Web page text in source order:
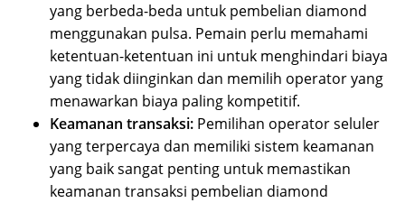
yang berbeda-beda untuk pembelian diamond
menggunakan pulsa. Pemain perlu memahami
ketentuan-ketentuan ini untuk menghindari biaya
yang tidak diinginkan dan memilih operator yang
menawarkan biaya paling kompetitif.
Keamanan transaksi: Pemilihan operator seluler
yang terpercaya dan memiliki sistem keamanan
yang baik sangat penting untuk memastikan
keamanan transaksi pembelian diamond